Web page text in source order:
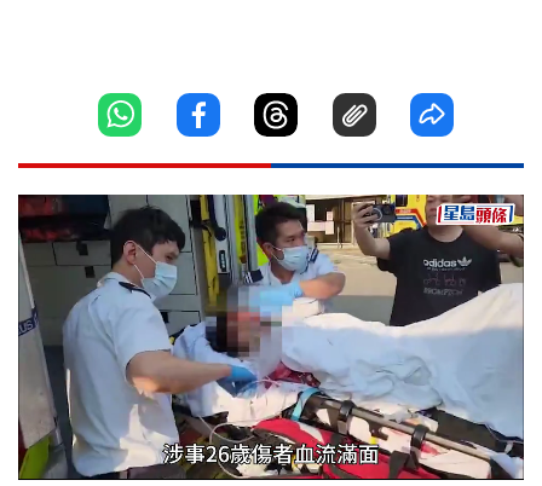
Unmute Loaded:
43.42%